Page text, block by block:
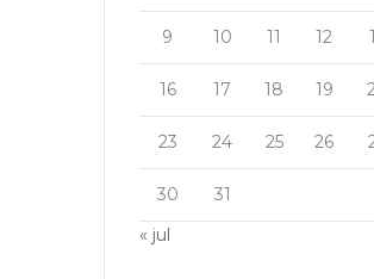
9 10 11 12
16 17 18 19
23 24 25 26
30
31
« jul